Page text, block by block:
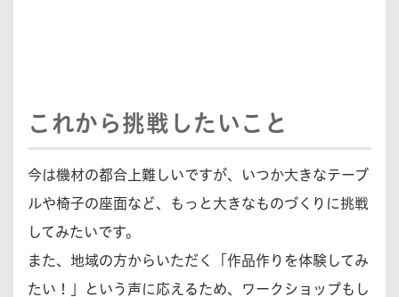
これから挑戦したいこと
今は機材の都合上難しいですが、いつか大きなテーブ
ルや椅子の座面など、もっと大きなものづくりに挑戦
してみたいです。
また、地域の方からいただく「作品作りを体験してみ
たい！」という声に応えるため、ワークショップもし